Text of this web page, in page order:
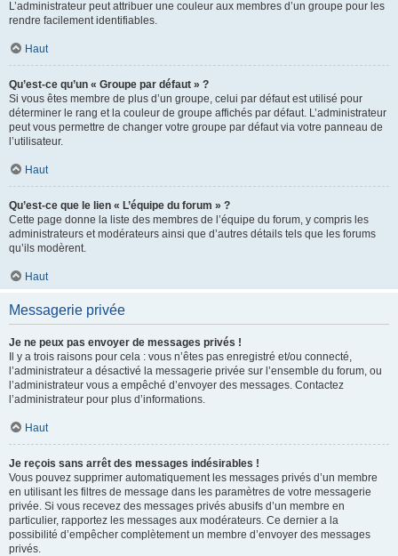
L’administrateur peut attribuer une couleur aux membres d’un groupe pour les
rendre facilement identifiables.
Haut
Qu’est-ce qu’un « Groupe par défaut » ?
Si vous êtes membre de plus d’un groupe, celui par défaut est utilisé pour
déterminer le rang et la couleur de groupe affichés par défaut. L’administrateur
peut vous permettre de changer votre groupe par défaut via votre panneau de
l’utilisateur.
Haut
Qu’est-ce que le lien « L’équipe du forum » ?
Cette page donne la liste des membres de l’équipe du forum, y compris les
administrateurs et modérateurs ainsi que d’autres détails tels que les forums
qu’ils modèrent.
Haut
Messagerie privée
Je ne peux pas envoyer de messages privés !
Il y a trois raisons pour cela : vous n’êtes pas enregistré et/ou connecté,
l’administrateur a désactivé la messagerie privée sur l’ensemble du forum, ou
l’administrateur vous a empêché d’envoyer des messages. Contactez
l’administrateur pour plus d’informations.
Haut
Je reçois sans arrêt des messages indésirables !
Vous pouvez supprimer automatiquement les messages privés d’un membre
en utilisant les filtres de message dans les paramètres de votre messagerie
privée. Si vous recevez des messages privés abusifs d’un membre en
particulier, rapportez les messages aux modérateurs. Ce dernier a la
possibilité d’empêcher complètement un membre d’envoyer des messages
privés.